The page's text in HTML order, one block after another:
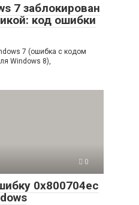
7 заблокирован
код ошибки
7 (ошибка с кодом
Windows 8),
0
0x800704ec